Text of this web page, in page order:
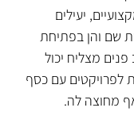
יעילים
שם והן בפתיחת
מצליח יכול
לפרויקטים עם כסף
מחוצה לה.